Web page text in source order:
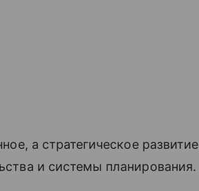
а стратегическое развитие
и системы планирования.